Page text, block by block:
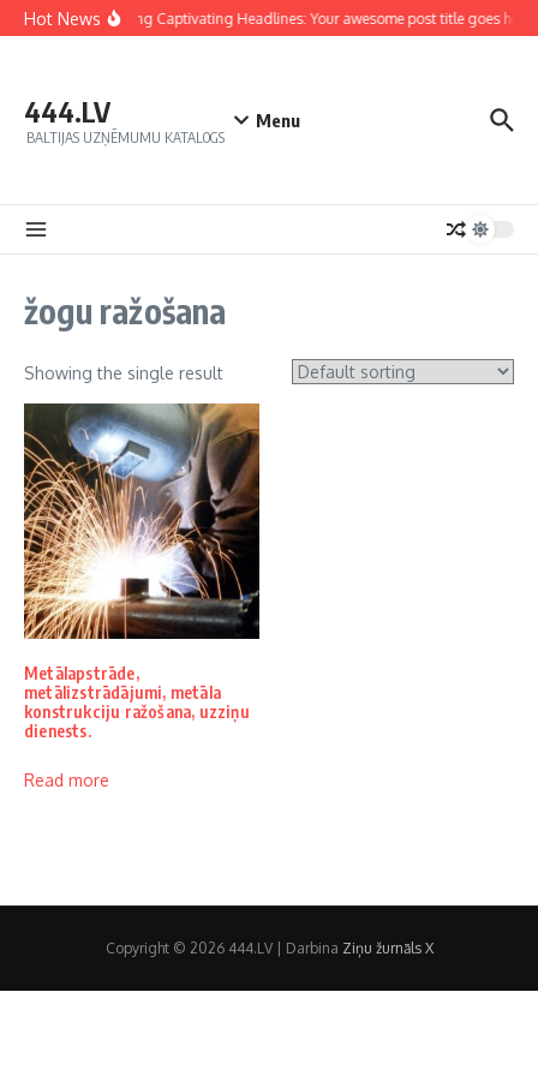
Hot NewsCrafting Captivating Headlines: Your awesome post title goes here
444.LV
BALTIJAS UZŅĒMUMU KATALOGS
Menu
žogu ražošana
Showing the single result
Metālapstrāde,
metālizstrādājumi, metāla
konstrukciju ražošana, uzziņu
dienests.
Read more
Copyright © 2026 444.LV | Darbina Ziņu žurnāls X